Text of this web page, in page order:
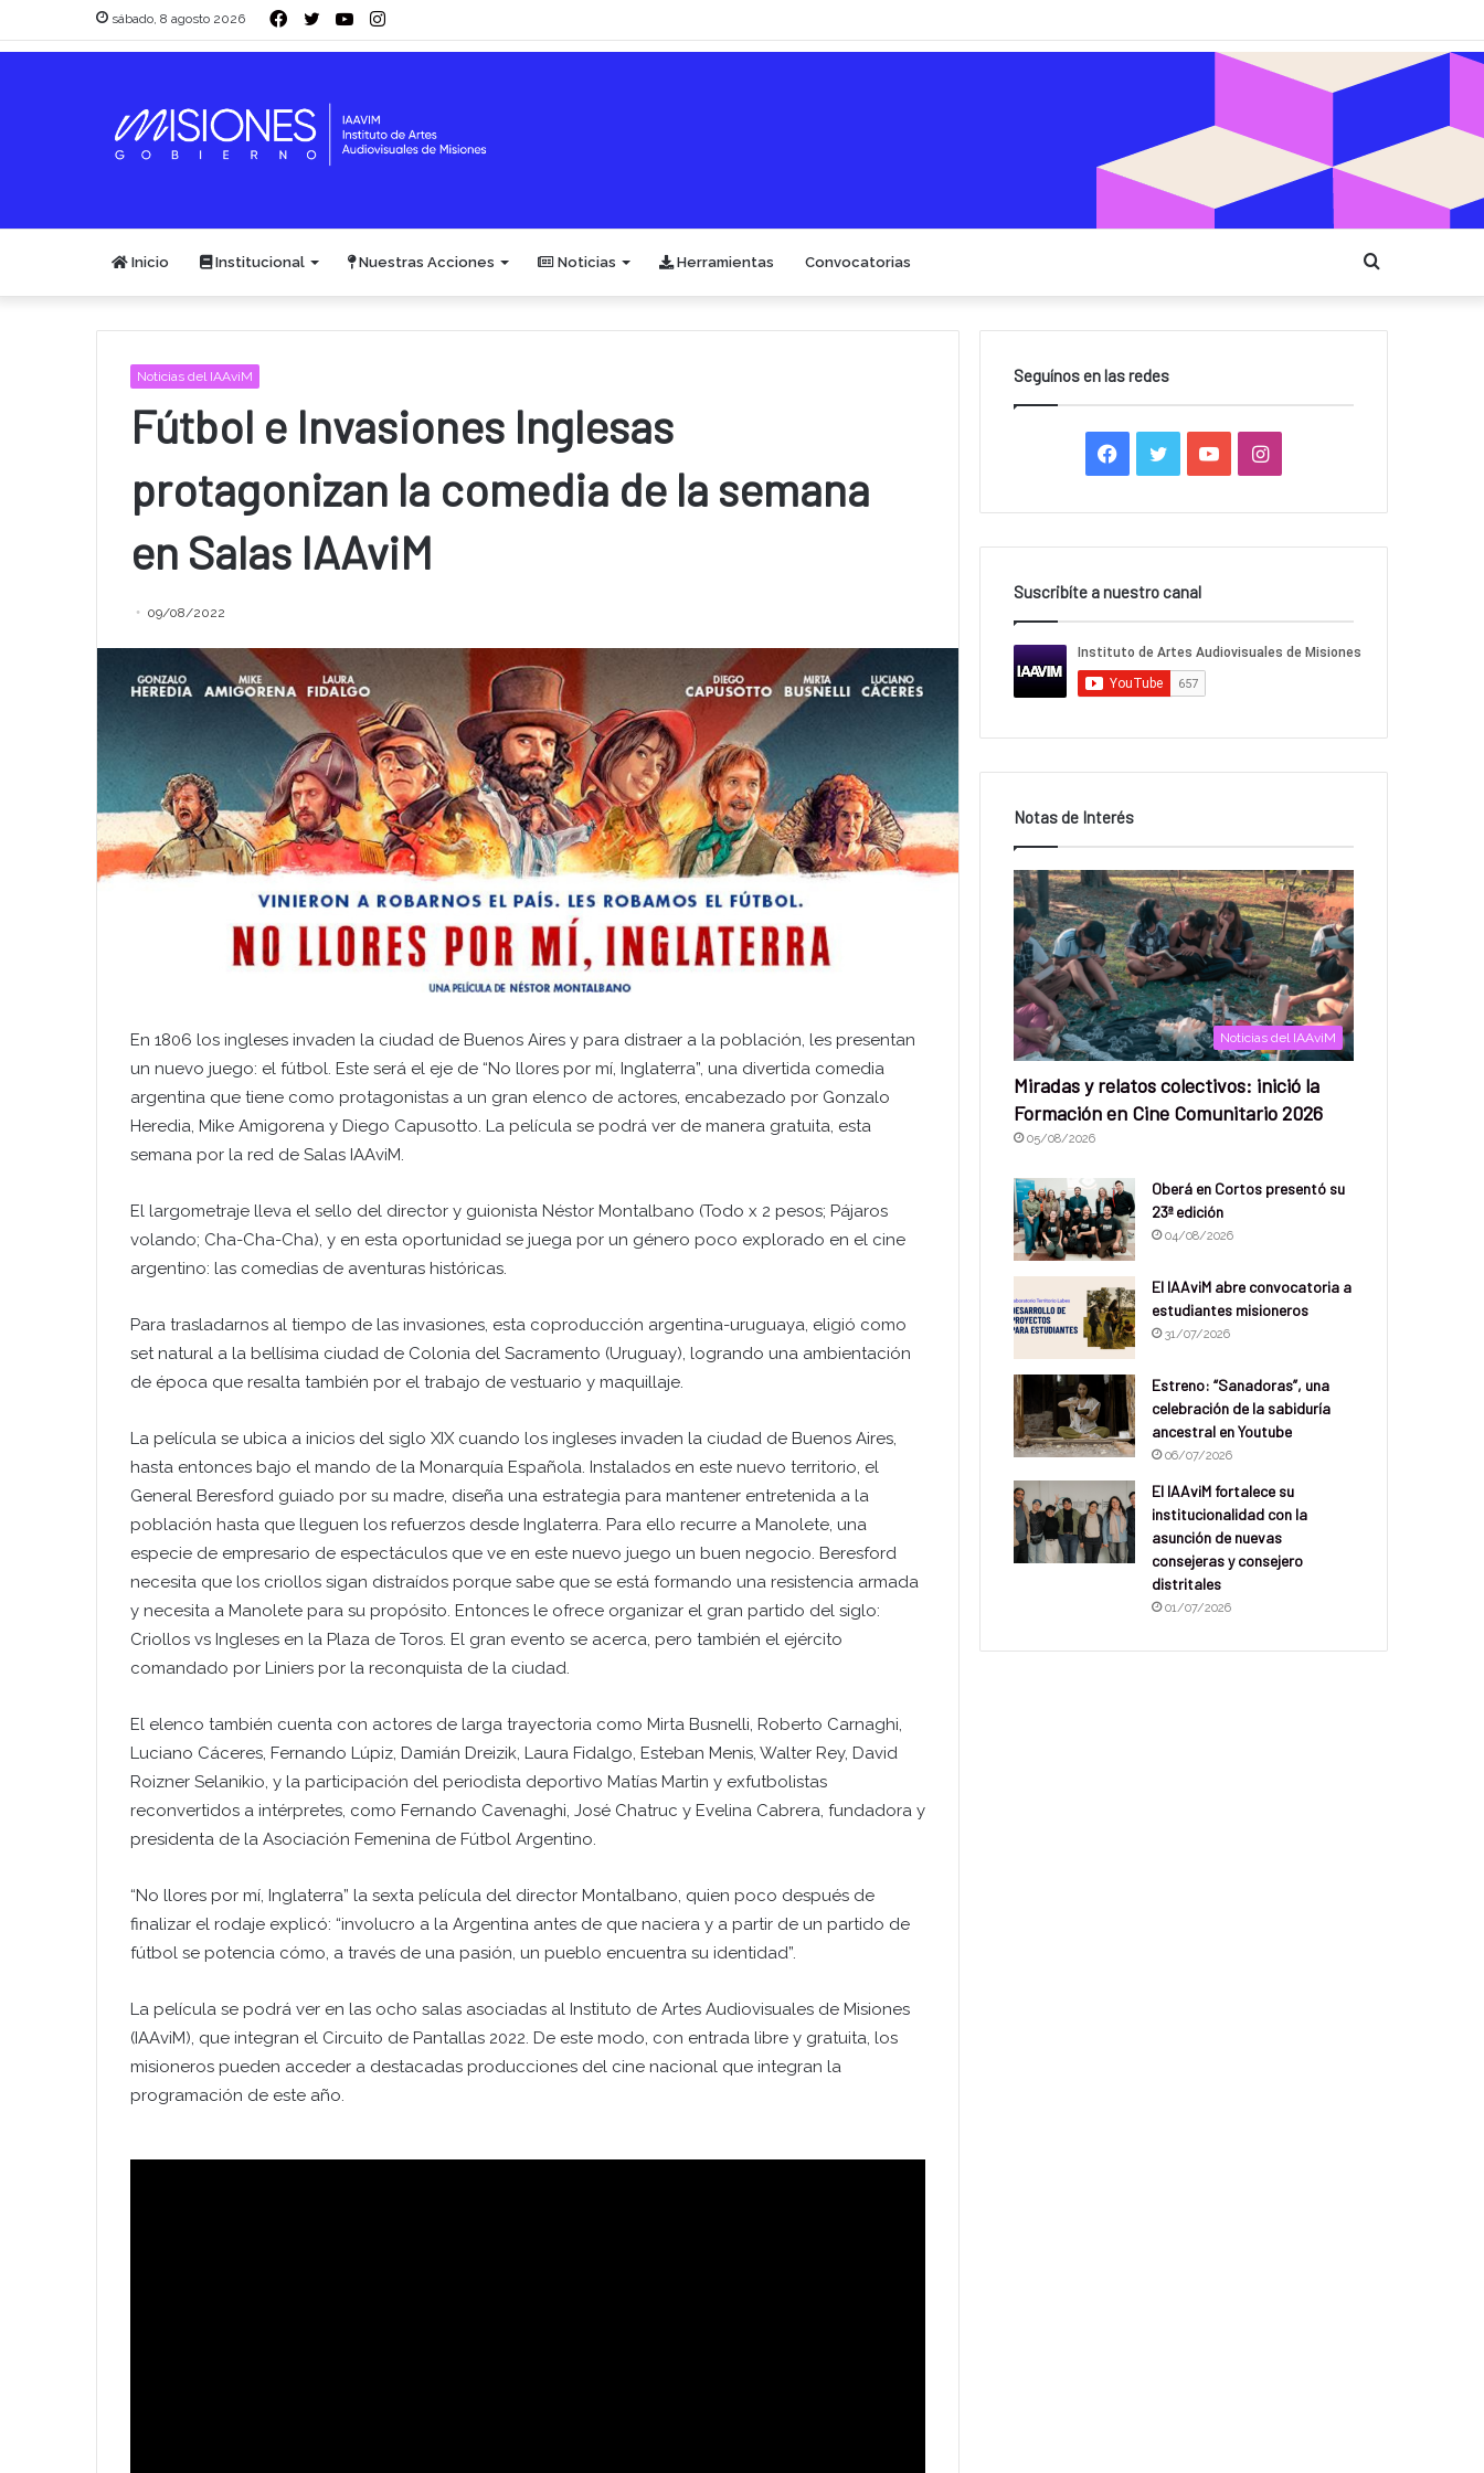
sábado, 8 agosto 2026 Facebook
TwitterYouTubeInstagram
Inicio Institucional Nuestras Acciones Noticias Herramientas Convocatorias
Noticias del IAAviM
Fútbol e Invasiones Inglesas
protagonizan la comedia de la semana
en Salas IAAviM
09/08/2022
En 1806 los ingleses invaden la ciudad de Buenos Aires y para distraer a la población, les presentan
un nuevo juego: el fútbol. Este será el eje de “No llores por mí, Inglaterra”, una divertida comedia
argentina que tiene como protagonistas a un gran elenco de actores, encabezado por Gonzalo
Heredia, Mike Amigorena y Diego Capusotto. La película se podrá ver de manera gratuita, esta
semana por la red de Salas IAAviM.
El largometraje lleva el sello del director y guionista Néstor Montalbano (Todo x 2 pesos; Pájaros
volando; Cha-Cha-Cha), y en esta oportunidad se juega por un género poco explorado en el cine
argentino: las comedias de aventuras históricas.
Para trasladarnos al tiempo de las invasiones, esta coproducción argentina-uruguaya, eligió como
set natural a la bellísima ciudad de Colonia del Sacramento (Uruguay), logrando una ambientación
de época que resalta también por el trabajo de vestuario y maquillaje.
La película se ubica a inicios del siglo XIX cuando los ingleses invaden la ciudad de Buenos Aires,
hasta entonces bajo el mando de la Monarquía Española. Instalados en este nuevo territorio, el
General Beresford guiado por su madre, diseña una estrategia para mantener entretenida a la
población hasta que lleguen los refuerzos desde Inglaterra. Para ello recurre a Manolete, una
especie de empresario de espectáculos que ve en este nuevo juego un buen negocio. Beresford
necesita que los criollos sigan distraídos porque sabe que se está formando una resistencia armada
y necesita a Manolete para su propósito. Entonces le ofrece organizar el gran partido del siglo:
Criollos vs Ingleses en la Plaza de Toros. El gran evento se acerca, pero también el ejército
comandado por Liniers por la reconquista de la ciudad.
El elenco también cuenta con actores de larga trayectoria como Mirta Busnelli, Roberto Carnaghi,
Luciano Cáceres, Fernando Lúpiz, Damián Dreizik, Laura Fidalgo, Esteban Menis, Walter Rey, David
Roizner Selanikio, y la participación del periodista deportivo Matías Martin y exfutbolistas
reconvertidos a intérpretes, como Fernando Cavenaghi, José Chatruc y Evelina Cabrera, fundadora y
presidenta de la Asociación Femenina de Fútbol Argentino.
“No llores por mí, Inglaterra” la sexta película del director Montalbano, quien poco después de
finalizar el rodaje explicó: “involucro a la Argentina antes de que naciera y a partir de un partido de
fútbol se potencia cómo, a través de una pasión, un pueblo encuentra su identidad”.
La película se podrá ver en las ocho salas asociadas al Instituto de Artes Audiovisuales de Misiones
(IAAviM), que integran el Circuito de Pantallas 2022. De este modo, con entrada libre y gratuita, los
misioneros pueden acceder a destacadas producciones del cine nacional que integran la
programación de este año.
Seguínos en las redes
Facebook
TwitterYouTubeInstagram
Suscribíte a nuestro canal
Notas de Interés
Noticias del IAAviM
Miradas y relatos colectivos: inició la
Formación en Cine Comunitario 2026
05/08/2026
Oberá en Cortos presentó su
23ª edición
04/08/2026
El IAAviM abre convocatoria a
estudiantes misioneros
31/07/2026
Estreno: “Sanadoras”, una
celebración de la sabiduría
ancestral en Youtube
06/07/2026
El IAAviM fortalece su
institucionalidad con la
asunción de nuevas
consejeras y consejero
distritales
01/07/2026